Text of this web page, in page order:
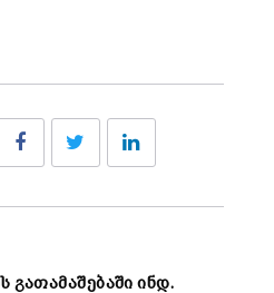
FacebookTwitter
გათამაშებაში ინდ.